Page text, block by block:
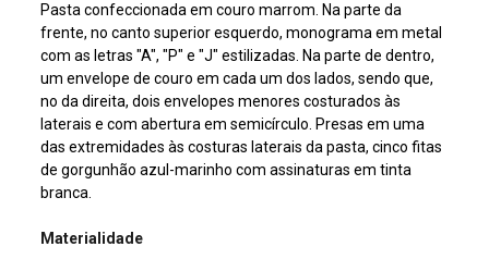
Pasta confeccionada em couro marrom. Na parte da
frente, no canto superior esquerdo, monograma em metal
com as letras "A", "P" e "J" estilizadas. Na parte de dentro,
um envelope de couro em cada um dos lados, sendo que,
no da direita, dois envelopes menores costurados às
laterais e com abertura em semicírculo. Presas em uma
das extremidades às costuras laterais da pasta, cinco fitas
de gorgunhão azul-marinho com assinaturas em tinta
branca.
Materialidade